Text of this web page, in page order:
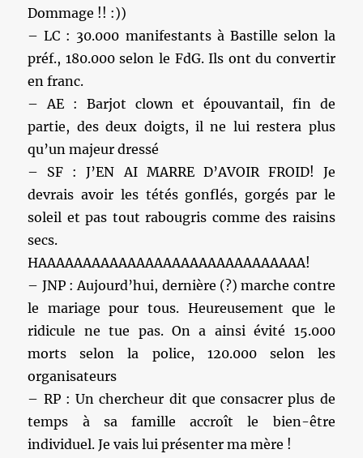
Dommage !! :))
– LC : 30.000 manifestants à Bastille selon la
préf., 180.000 selon le FdG. Ils ont du convertir
en franc.
– AE : Barjot clown et épouvantail, fin de
partie, des deux doigts, il ne lui restera plus
qu’un majeur dressé
– SF : J’EN AI MARRE D’AVOIR FROID! Je
devrais avoir les tétés gonflés, gorgés par le
soleil et pas tout rabougris comme des raisins
secs.
HAAAAAAAAAAAAAAAAAAAAAAAAAAAAAA!
– JNP : Aujourd’hui, dernière (?) marche contre
le mariage pour tous. Heureusement que le
ridicule ne tue pas. On a ainsi évité 15.000
morts selon la police, 120.000 selon les
organisateurs
– RP : Un chercheur dit que consacrer plus de
temps à sa famille accroît le bien-être
individuel. Je vais lui présenter ma mère !